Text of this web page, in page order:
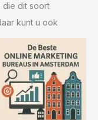
die dit soort
kunt u ook